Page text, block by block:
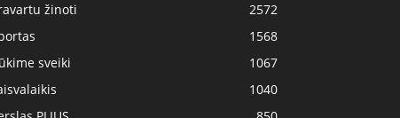
žinoti
2572
1568
sveiki
1067
1040